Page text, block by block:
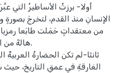
أولا- برزتْ الأساطيرُ التي
الإنسانِ منذ القدم، لتخرجَ
من معتقداتٍ حَمَلت طابَعا رمزيا
هالةً من
ثانثا-لم تكن الحضارةُ العربيةُ
الغارقةِ في عمقِ التاريخ،